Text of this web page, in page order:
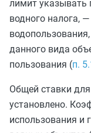
лимит
водного налога,
данного вида
пользования (п.
Общей ставки
установлено.
использования и